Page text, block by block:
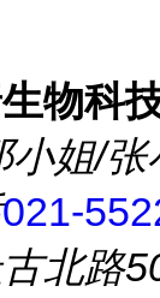
物科
小姐/张
021-
古北路